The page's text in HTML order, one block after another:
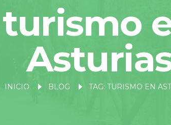
turismo
INICIO BLOG TAG: TURISMO EN